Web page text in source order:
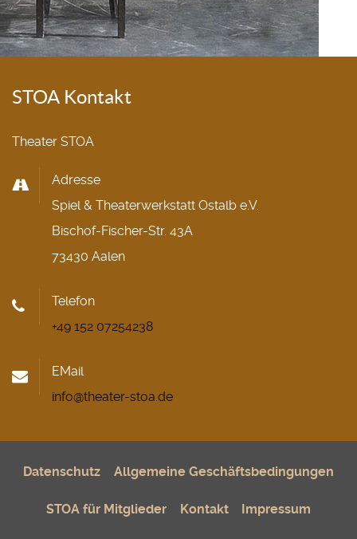
STOA Kontakt
Theater STOA
Adresse
Spiel & Theaterwerkstatt Ostalb e.V.
Bischof-Fischer-Str. 43A
73430 Aalen
Telefon
+49 152 07254238
EMail
info@theater-stoa.de
Datenschutz Allgemeine Geschäftsbedingungen
STOA für Mitglieder Kontakt Impressum